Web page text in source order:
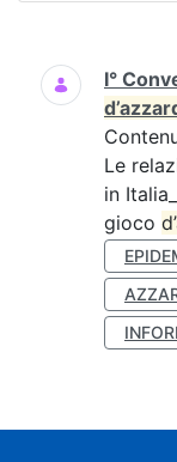
Ricerca
I°
Le
in
gioco